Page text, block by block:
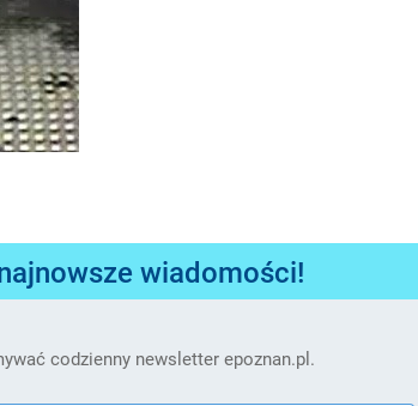
wiadomości!
codzienny newsletter epoznan.pl.